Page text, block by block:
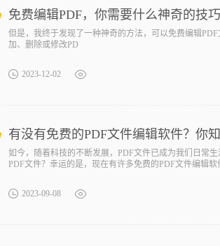
免费编辑PDF，你需要什么神奇的技
但是，我终于发现了一种神奇的方法，可以免费编辑
加、删除或修改PD
2023-12-02
有没有免费的PDF文件编辑软件？你
如今，随着科技的不断发展，PDF文件已成为我们日常
PDF文件？幸运的是，现在有许多免费的PDF文件编辑
2023-09-08